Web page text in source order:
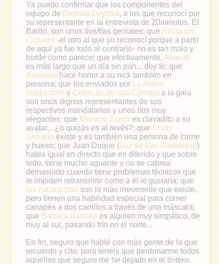
Ya puedo confirmar que los componentes del
equipo de Deprisa Deprisa, a los que reconocí por
su representante en la entrevista de 20minutos, El
Bardo, son unos tíos/tías geniales; que Hasta los
Cojones -el otro al que yo reconocí porque a partir
de aquí ya fue todo al contrario- no es tan malo y
borde como parece; que efectivamente, Abacab
es más largo que un día sin pan... doy fé; que
Anómalo hace honor a su nick también en
persona; que los enviados por
La Aldea
Irreductible y Crónicas de una Cámara a la gala
son unos dignos representantes de sus
respectivos mandatarios y unos tíos muy
elegantes; que Mariano Zurdo es clavadito a su
avatar... ¿o quizás es al revés?; que Chary
Serrano existe y es también una persona de carne
y hueso; que Juan Duque ( Luz de Gas Radioblog)
habla igual en directo que en diferido y que sobre
todo, tiene mucho aguante y no se cabrea
demasiado cuando tiene problemas técnicos que
le impiden retransmitir como a él le gustaría; que
las cucarachas son lo más irreverente que existe,
pero tienen una habilidad especial para comer
canapés a dos carrillos a través de una máscara;
que Banaka-Banaka es alguien muy simpático, de
muy al sur, pasando frío en el norte...
En fin, seguro que hablé con más gente de la que
recuerdo y cito, pero teneis que perdonarme todos
aquellos que seguro me he dejado en el tintero.